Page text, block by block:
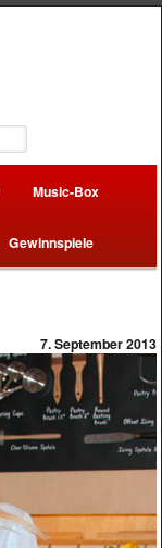
Music-Box
Gewinnspiele
7. September 2013